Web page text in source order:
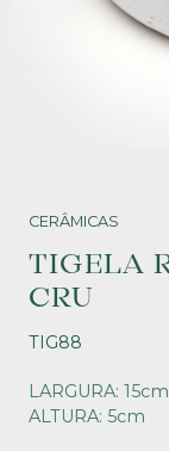
CERÂMICAS
TIGELA
CRU
TIG88
LARGURA: 15cm
ALTURA: 5cm